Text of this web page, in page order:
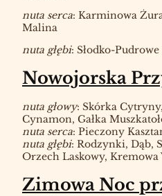
nuta serca: Karminowa
Malina
nuta głębi: Słodko-
Nowojorska
nuta głowy: Skórka
Cynamon, Gałka
nuta serca: Pieczony
nuta głębi: Rodzynki, Dąb,
Orzech Laskowy,
Zimowa Noc